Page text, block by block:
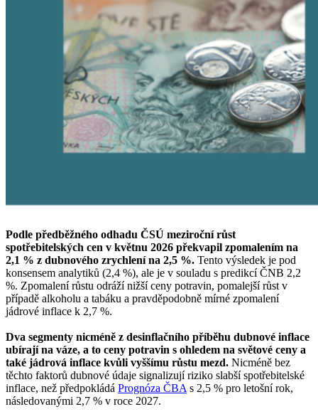
Podle předběžného odhadu ČSÚ meziroční růst
spotřebitelských cen v květnu 2026 překvapil zpomalením na
2,1 % z dubnového zrychlení na 2,5 %. Tento výsledek je pod
konsensem analytiků (2,4 %), ale je v souladu s predikcí ČNB 2,2
%. Zpomalení růstu odráží nižší ceny potravin, pomalejší růst v
případě alkoholu a tabáku a pravděpodobně mírné zpomalení
jádrové inflace k 2,7 %.
Dva segmenty nicméně z desinflačního příběhu dubnové inflace
ubírají na váze, a to ceny potravin s ohledem na světové ceny a
také jádrová inflace kvůli vyššímu růstu mezd. Nicméně bez
těchto faktorů dubnové údaje signalizují riziko slabší spotřebitelské
inflace, než předpokládá Prognóza ČBA s 2,5 % pro letošní rok,
následovanými 2,7 % v roce 2027.